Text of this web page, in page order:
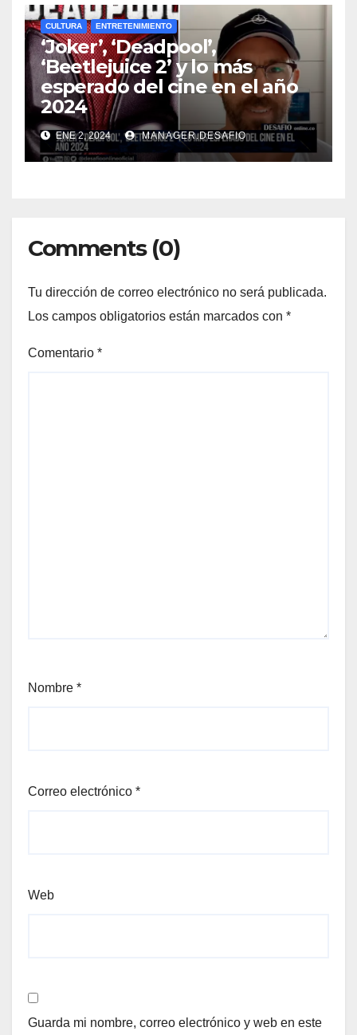
CULTURA ENTRETENIMIENTO
‘Joker’, ‘Deadpool’,
‘Beetlejuice 2’ y lo más
esperado del cine en el año
2024
ENE 2, 2024 MANAGER.DESAFIO
Comments (0)
Tu dirección de correo electrónico no será publicada.
Los campos obligatorios están marcados con *
Comentario *
Nombre *
Correo electrónico *
Web
Guarda mi nombre, correo electrónico y web en este